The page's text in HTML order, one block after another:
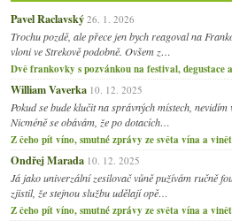
Pavel Raclavský 26. 1. 2026
Trochu pozdě, ale přece jen bych reagoval na
vloni ve Strekově podobně. Ovšem z…
Dvě frankovky s pozvánkou na festival, degustace
William Vaverka 10. 12. 2025
Pokud se bude klučit na správných místech,
Nicméně se obávám, že po dotacích…
Z čeho pít víno, smutné zprávy ze světa vína a
Ondřej Marada 10. 12. 2025
Já jako univerzální zesilovač vůně pužívám ručně
zjistil, že stejnou službu udělají opě…
Z čeho pít víno, smutné zprávy ze světa vína a